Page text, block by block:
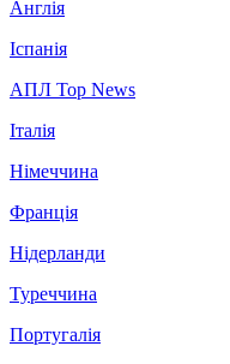
Англія
Іспанія
АПЛ Top News
Італія
Німеччина
Франція
Нідерланди
Туреччина
Португалія